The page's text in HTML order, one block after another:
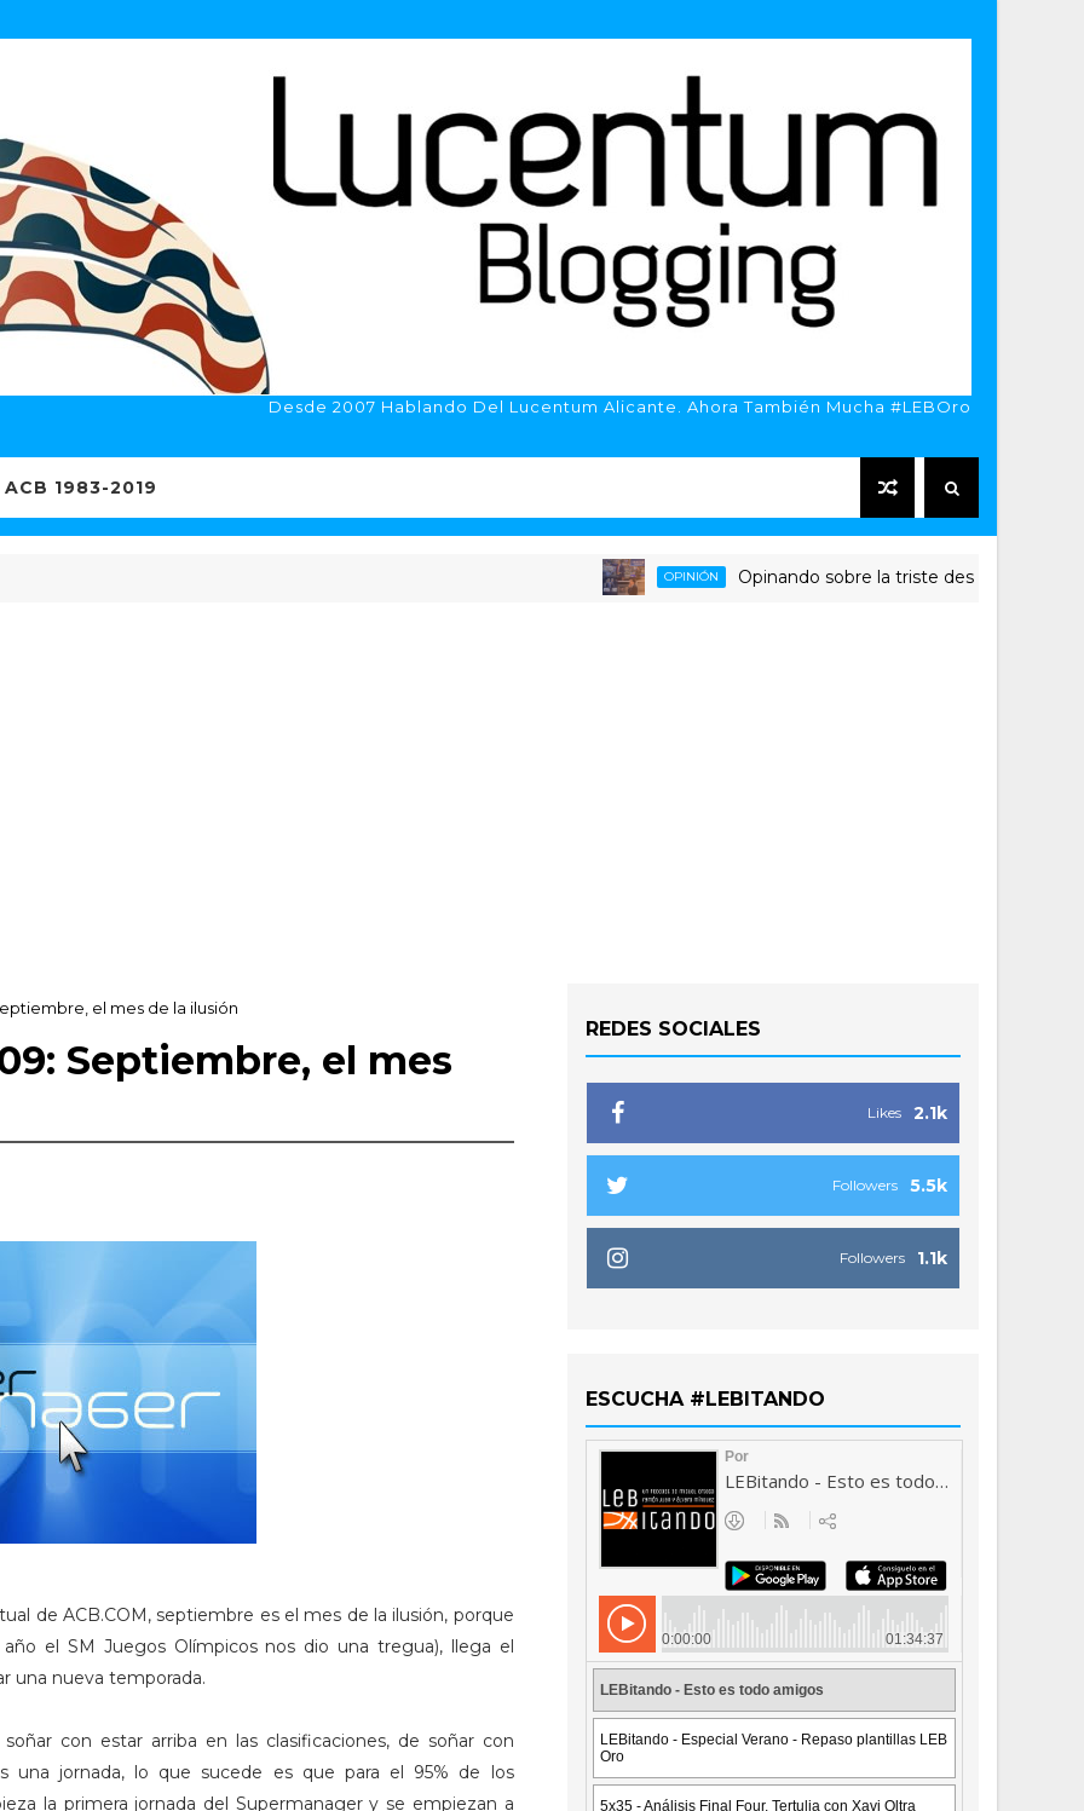
Desde 2007 Hablando Del Lucentum Alicante. Ahora También Mucha #LEBOro
ACB 1983-2019
OPINIÓN Opinando sobre la triste despedida del HLA
el mes de la ilusión
Septiembre, el mes
de ACB.COM, septiembre es el mes de la ilusión, porque
el SM Juegos Olímpicos nos dio una tregua), llega el
una nueva temporada.
con estar arriba en las clasificaciones, de soñar con
jornada, lo que sucede es que para el 95% de los
la primera jornada del Supermanager y se empiezan a
REDES SOCIALES
2.1k
Likes
5.5k
Followers
1.1k
Followers
ESCUCHA #LEBITANDO